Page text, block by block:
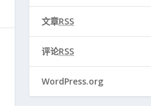
文章RSS
评论RSS
WordPress.org